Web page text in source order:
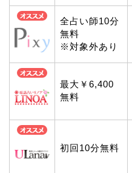
全占い師10分
無料
※対象外あり
最大￥6,400
無料
初回10分無料